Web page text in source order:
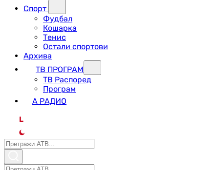
Спорт
Фудбал
Кошарка
Тенис
Остали спортови
Архива
ТВ ПРОГРАМ
ТВ Распоред
Програм
А РАДИО
L